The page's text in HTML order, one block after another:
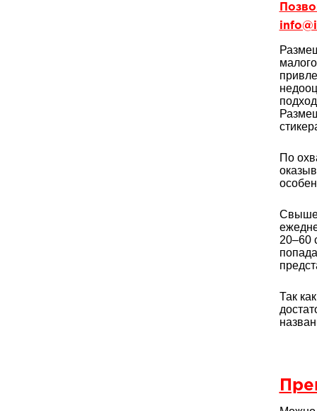
По
Свыше
20–60
Так